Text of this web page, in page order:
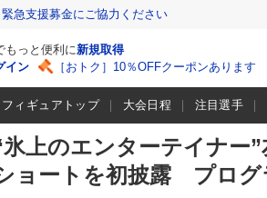
急支援募金にご協力ください
もっと便利に新規取得
イン
［おトク］10％OFFクーポンあります
フィギュアトップ 大会日程 注目選手
氷上のエンターテイナー
ョートを初披露 プログ